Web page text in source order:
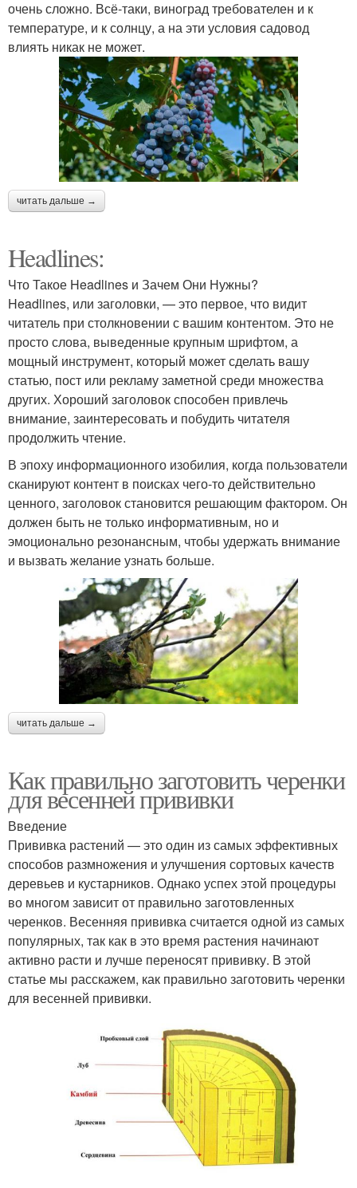
очень сложно. Всё-таки, виноград требователен и к
температуре, и к солнцу, а на эти условия садовод
влиять никак не может.
читать дальше →
Headlines:
Что Такое Headlines и Зачем Они Нужны?
Headlines, или заголовки, — это первое, что видит
читатель при столкновении с вашим контентом. Это не
просто слова, выведенные крупным шрифтом, а
мощный инструмент, который может сделать вашу
статью, пост или рекламу заметной среди множества
других. Хороший заголовок способен привлечь
внимание, заинтересовать и побудить читателя
продолжить чтение.
В эпоху информационного изобилия, когда пользователи
сканируют контент в поисках чего-то действительно
ценного, заголовок становится решающим фактором. Он
должен быть не только информативным, но и
эмоционально резонансным, чтобы удержать внимание
и вызвать желание узнать больше.
читать дальше →
Как правильно заготовить черенки
для весенней прививки
Введение
Прививка растений — это один из самых эффективных
способов размножения и улучшения сортовых качеств
деревьев и кустарников. Однако успех этой процедуры
во многом зависит от правильно заготовленных
черенков. Весенняя прививка считается одной из самых
популярных, так как в это время растения начинают
активно расти и лучше переносят прививку. В этой
статье мы расскажем, как правильно заготовить черенки
для весенней прививки.